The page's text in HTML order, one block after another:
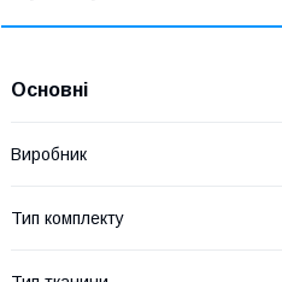
Основні
Виробник
Тип комплекту